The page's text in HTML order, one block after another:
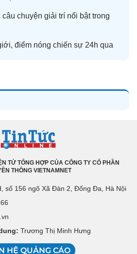
chuyện giải trí nổi bật trong
, điểm nóng chiến sự 24h qua
TỬ TỔNG HỢP CỦA CÔNG TY CỔ PHẦN
THÔNG VIETNAMNET
số 156 ngõ Xã Đàn 2, Đống Đa, Hà Nội
Trương Thị Minh Hưng
HỆ QUẢNG CÁO